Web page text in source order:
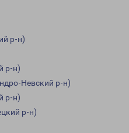
р-н)
р-н)
Невский р-н)
р-н)
р-н)